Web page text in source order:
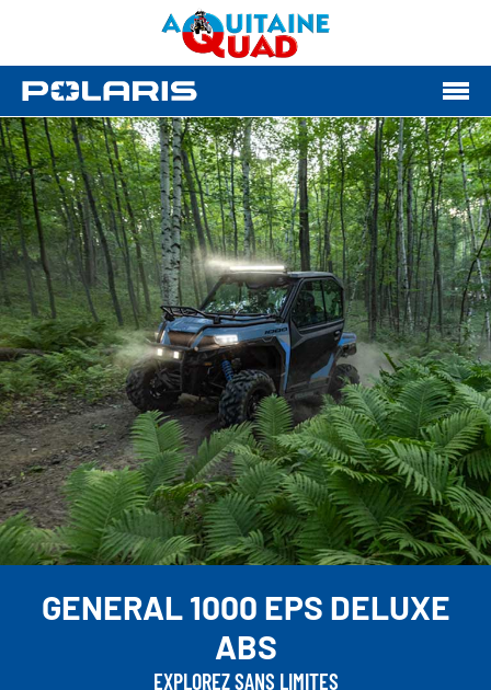
GENERAL 1000 EPS DELUXE
ABS
EXPLOREZ SANS LIMITES